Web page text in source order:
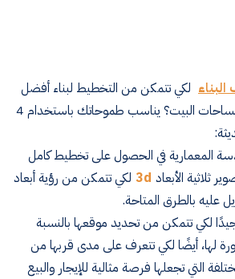
لكي تتمكن من التخطيط لبناء أفضل
تصميم فيلا، كيف أوزع مساحات البيت؟ يناسب طموحاتك باستخدام 4
:
المعمارية في الحصول على تخطيط كامل
ثلاثية الأبعاد 3d لكي تتمكن من رؤية أبعاد
عليه بالطرق المتاحة.
لكي تتمكن من تحديد موقعها بالنسبة
لها، أيضًا لكي تتعرف على مدى قربها من
التي تجعلها فرصة مثالية للإيجار والبيع